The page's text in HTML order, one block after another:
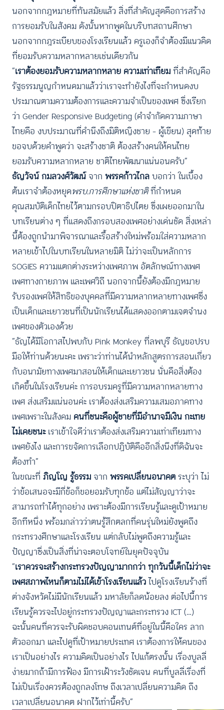
นอกจากกฎหมายที่ทันสมัยแล้ว สิ่งที่สำคัญสุดคือการสร้าง
การยอมรับในสังคม ดังนั้นหากพูดในบริบทสถานศึกษา
นอกจากกฎระเบียบของโรงเรียนแล้ว ครูเองก็จำต้องมีแนวคิด
ที่ยอมรับความหลากหลายเช่นเดียวกัน
“เราต้องยอมรับความหลากหลาย ความเท่าเทียมที่สำคัญคือ
รัฐธรรมนูญกำหนดมาแล้วว่าเราจะทำยังไงที่จะกำหนดงบ
ประมาณตามความต้องการและความจำเป็นของเพศ ซึ่งเรียก
ว่า Gender Responsive Budgeting (คำจำกัดความภาษา
ไทยคือ งบประมาณที่คำนึงถึงมิติหญิงชาย – ผู้เขียน) สุดท้าย
ขอจบด้วยคำพูดว่า จะสร้างชาติ ต้องสร้างคนให้คนไทย
ยอมรับความหลากหลาย ชาติไทยพัฒนาแน่นอนครับ”
ธัญวัจน์ กมลวงศ์วัฒน์จาก พรรคก้าวไกลบอกว่า ในเบื้อง
ต้นเราจำต้องหยุดพรบ.การศึกษาแห่งชาติที่กำหนด
คุณสมบัติเด็กไทยไว้ตามกรอบปิตาธิปไตย ซึ่งเผยออกมาใน
บทเรียนต่าง ๆ ที่แสดงถึงกรอบสองเพศอย่างเด่นชัด สิ่งเหล่า
นี้ต้องถูกนำมาพิจารณาและรื้อสร้างใหม่พร้อมใส่ความหลาก
หลายเข้าไปในบทเรียนในหลายมิติ ไม่ว่าจะเป็นหลักการ
SOGIES ความแตกต่างระหว่างเพศภาพ อัตลักษณ์ทางเพศ
เพศทางกายภาพ และเพศวิถี นอกจากนี้ยังต้องมีกฎหมาย
รับรองเพศให้สิทธิของบุคคลที่มีความหลากหลายทางเพศซึ่ง
เป็นเด็กและเยาวชนที่เป็นนักเรียนได้แสดงออกตามเจตจำนง
เพศของตัวเองด้วย
“ธัญได้มีโอกาสไปพบกับ Pink Monkey ที่ลพบุรี ธัญขอปรบ
มือให้ท่านด้วยนะคะ เพราะว่าท่านได้นำหลักสูตรการสอนเกี่ยว
กับอนามัยทางเพศมาสอนให้เด็กและเยาวชน นั่นคือสิ่งต้อง
เกิดขึ้นในโรงเรียนค่ะ การอบรมครูที่มีความหลากหลายทาง
เพศ ส่งเสริมแน่นอนค่ะ เราต้องส่งเสริมความเสมอภาคทาง
เพศเพราะในสังคม คนที่ชนะคือผู้ชายที่มีอำนาจมีเงิน กะเทย
ไม่เคยชนะเราเข้าใจดีว่าเราต้องส่งเสริมความเท่าเทียมทาง
เพศยังไง และการขจัดการเลือกปฏิบัติคืออีกสิ่งนึงที่ดิฉันจะ
ต้องทำ”
ในขณะที่ ภิญโญ รู้ธรรม จาก พรรคเปลี่ยนอนาคตระบุว่า ไม่
ว่าข้อเสนอจะมีกี่ข้อก็ขอยอมรับทุกข้อ แต่ไม่สัญญาว่าจะ
สามารถทำได้ทุกอย่าง เพราะต้องมีการเรียนรู้และดูเป้าหมาย
อีกทีหนึ่ง พร้อมกล่าวว่าตนรู้สึกตลกที่คนรุ่นใหม่ยังพูดถึง
กระทรวงศึกษาและโรงเรียน แต่กลับไม่พูดถึงความรู้และ
ปัญญาซึ่งเป็นสิ่งที่น่าจะตอบโจทย์ในยุคปัจจุบัน
“เราควรจะสร้างกระทรวงปัญญามากกว่า ทุกวันนี้เด็กไม่ว่าจะ
เพศสภาพไหนก็ตามไม่ได้เข้าโรงเรียนแล้วไปดูโรงเรียนร้างที่
ต่างจังหวัดไม่มีนักเรียนแล้ว มหาลัยก็ลดน้อยลง ต่อไปนี้การ
เรียนรู้ควรจะไปอยู่กระทรวงปัญญาและกระทรวง ICT (…)
ฉะนั้นคนที่ควรจะรับผิดชอบคอนเทนต์ที่อยู่ในนี้คือใคร ลาก
ตัวออกมา และไปดูที่เป้าหมายประเทศ เราต้องการให้คนของ
เราเป็นอย่างไร ความคิดเป็นอย่างไร ไปแก้ตรงนั้น เรื่องบูลลี่
ง่ายมากถ้ามีการฟ้อง มีการเฝ้าระวังชัดเจน คนที่บูลลี่เรื่องที่
ไม่เป็นเรื่องควรต้องถูกลงโทษ ถึงเวลาเปลี่ยนความคิด ถึง
เวลาเปลี่ยนอนาคต ฝากไว้เท่านี้ครับ”